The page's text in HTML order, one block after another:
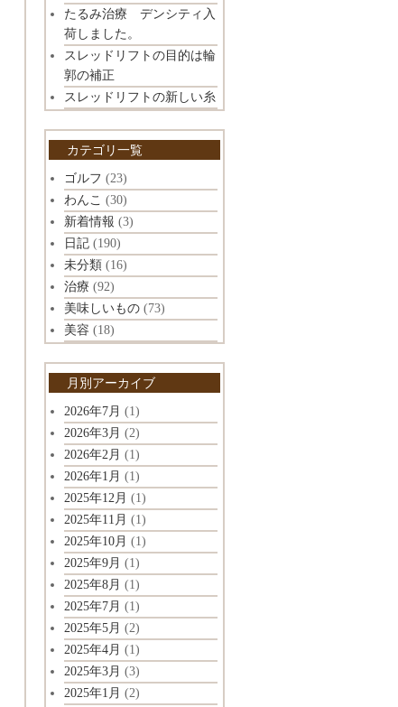
たるみ治療 デンシティ入
荷しました。
スレッドリフトの目的は輪
郭の補正
スレッドリフトの新しい糸
カテゴリ一覧
ゴルフ (23)
わんこ (30)
新着情報 (3)
日記 (190)
未分類 (16)
治療 (92)
美味しいもの (73)
美容 (18)
月別アーカイブ
2026年7月 (1)
2026年3月 (2)
2026年2月 (1)
2026年1月 (1)
2025年12月 (1)
2025年11月 (1)
2025年10月 (1)
2025年9月 (1)
2025年8月 (1)
2025年7月 (1)
2025年5月 (2)
2025年4月 (1)
2025年3月 (3)
2025年1月 (2)